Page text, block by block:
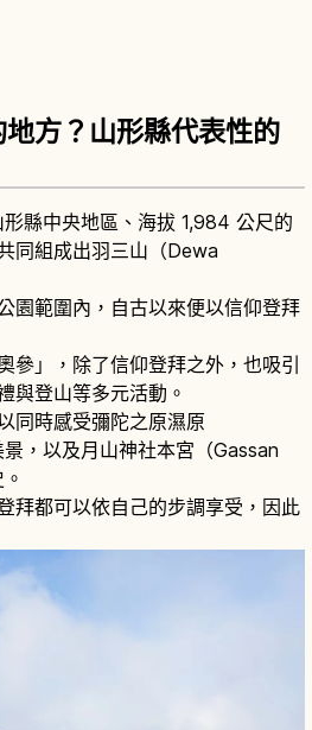
方？山形縣代表性的
縣中央地區、海拔 1,984 公尺的
同組成出羽三山（Dewa
園範圍內，自古以來便以信仰登拜
參」，除了信仰登拜之外，也吸引
與登山等多元活動。
同時感受彌陀之原濕原
景，以及月山神社本宮（Gassan
拜都可以依自己的步調享受，因此